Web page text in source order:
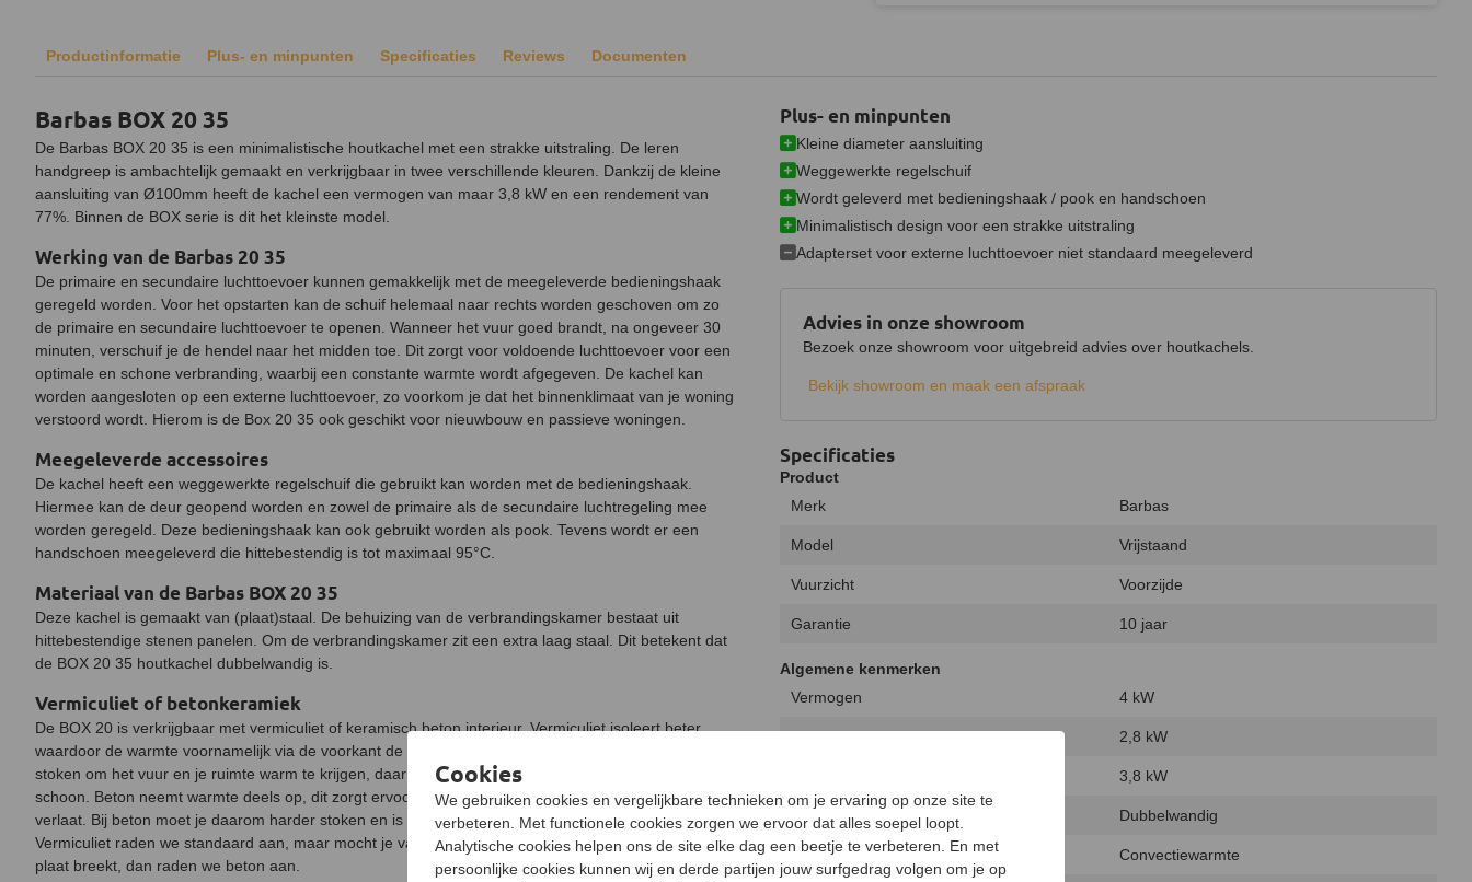
Productinformatie Plus- en minpunten Specificaties Reviews Documenten
Barbas BOX 20 35
De Barbas BOX 20 35 is een minimalistische houtkachel met een strakke uitstraling. De leren
handgreep is ambachtelijk gemaakt en verkrijgbaar in twee verschillende kleuren. Dankzij de kleine
aansluiting van Ø100mm heeft de kachel een vermogen van maar 3,8 kW en een rendement van
77%. Binnen de BOX serie is dit het kleinste model.
Werking van de Barbas 20 35
De primaire en secundaire luchttoevoer kunnen gemakkelijk met de meegeleverde bedieningshaak
geregeld worden. Voor het opstarten kan de schuif helemaal naar rechts worden geschoven om zo
de primaire en secundaire luchttoevoer te openen. Wanneer het vuur goed brandt, na ongeveer 30
minuten, verschuif je de hendel naar het midden toe. Dit zorgt voor voldoende luchttoevoer voor een
optimale en schone verbranding, waarbij een constante warmte wordt afgegeven. De kachel kan
worden aangesloten op een externe luchttoevoer, zo voorkom je dat het binnenklimaat van je woning
verstoord wordt. Hierom is de Box 20 35 ook geschikt voor nieuwbouw en passieve woningen.
Meegeleverde accessoires
De kachel heeft een weggewerkte regelschuif die gebruikt kan worden met de bedieningshaak.
Hiermee kan de deur geopend worden en zowel de primaire als de secundaire luchtregeling mee
worden geregeld. Deze bedieningshaak kan ook gebruikt worden als pook. Tevens wordt er een
handschoen meegeleverd die hittebestendig is tot maximaal 95°C.
Materiaal van de Barbas BOX 20 35
Deze kachel is gemaakt van (plaat)staal. De behuizing van de verbrandingskamer bestaat uit
hittebestendige stenen panelen. Om de verbrandingskamer zit een extra laag staal. Dit betekent dat
de BOX 20 35 houtkachel dubbelwandig is.
Vermiculiet of betonkeramiek
De BOX 20 is verkrijgbaar met vermiculiet of keramisch beton interieur. Vermiculiet isoleert beter
waardoor de warmte voornamelijk via de voorkant de kachel verlaat. Hierdoor hoef je minder hard te
stoken om het vuur en je ruimte warm te krijgen, daarnaast houd je de ruit ook gemakkelijker
schoon. Beton neemt warmte deels op, dit zorgt ervoor dat er minder stralingswarmte de kachel
verlaat. Bij beton moet je daarom harder stoken en is het lastiger om het vuur goed aan te maken.
Vermiculiet raden we standaard aan, maar mocht je van het harde stoken zijn, waarbij wel eens een
plaat breekt, dan raden we beton aan.
Plus- en minpunten
Kleine diameter aansluiting
Weggewerkte regelschuif
Wordt geleverd met bedieningshaak / pook en handschoen
Minimalistisch design voor een strakke uitstraling
Adapterset voor externe luchttoevoer niet standaard meegeleverd
Advies in onze showroom
Bezoek onze showroom voor uitgebreid advies over houtkachels.
Bekijk showroom en maak een afspraak
Specificaties
Product
Merk
Barbas
Model Vrijstaand
Vuurzicht Voorzijde
Garantie 10 jaar
Algemene kenmerken
Vermogen
4 kW
Minimaal vermogen 2,8 kW
3,8 kW
Uitvoering Dubbelwandig
Type warmte Convectiewarmte
Cookies
We gebruiken cookies en vergelijkbare technieken om je ervaring op onze site te
verbeteren. Met functionele cookies zorgen we ervoor dat alles soepel loopt.
Analytische cookies helpen ons de site elke dag een beetje te verbeteren. En met
persoonlijke cookies kunnen wij en derde partijen jouw surfgedrag volgen om je op